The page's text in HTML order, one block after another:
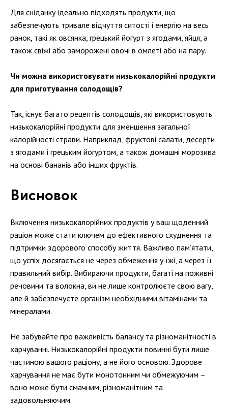
Для сніданку ідеально підходять продукти, що
забезпечують тривале відчуття ситості і енергію на весь
ранок, такі як овсянка, грецький йогурт з ягодами, яйця, а
також свіжі або заморожені овочі в омлеті або на пару.
Чи можна використовувати низькокалорійні продукти
для приготування солодощів?
Так, існує багато рецептів солодощів, які використовують
низькокалорійні продукти для зменшення загальної
калорійності страви. Наприклад, фруктові салати, десерти
з ягодами і грецьким йогуртом, а також домашні морозива
на основі бананів або інших фруктів.
Висновок
Включення низькокалорійних продуктів у ваш щоденний
раціон може стати ключем до ефективного схуднення та
підтримки здорового способу життя. Важливо пам’ятати,
що успіх досягається не через обмеження у їжі, а через її
правильний вибір. Вибираючи продукти, багаті на поживні
речовини та волокна, ви не лише контролюєте свою вагу,
але й забезпечуєте організм необхідними вітамінами та
мінералами.
Не забувайте про важливість балансу та різноманітності в
харчуванні. Низькокалорійні продукти повинні бути лише
частиною вашого раціону, а не його основою. Здорове
харчування не має бути монотонним чи обмежуючим –
воно може бути смачним, різноманітним та
задовольняючим.